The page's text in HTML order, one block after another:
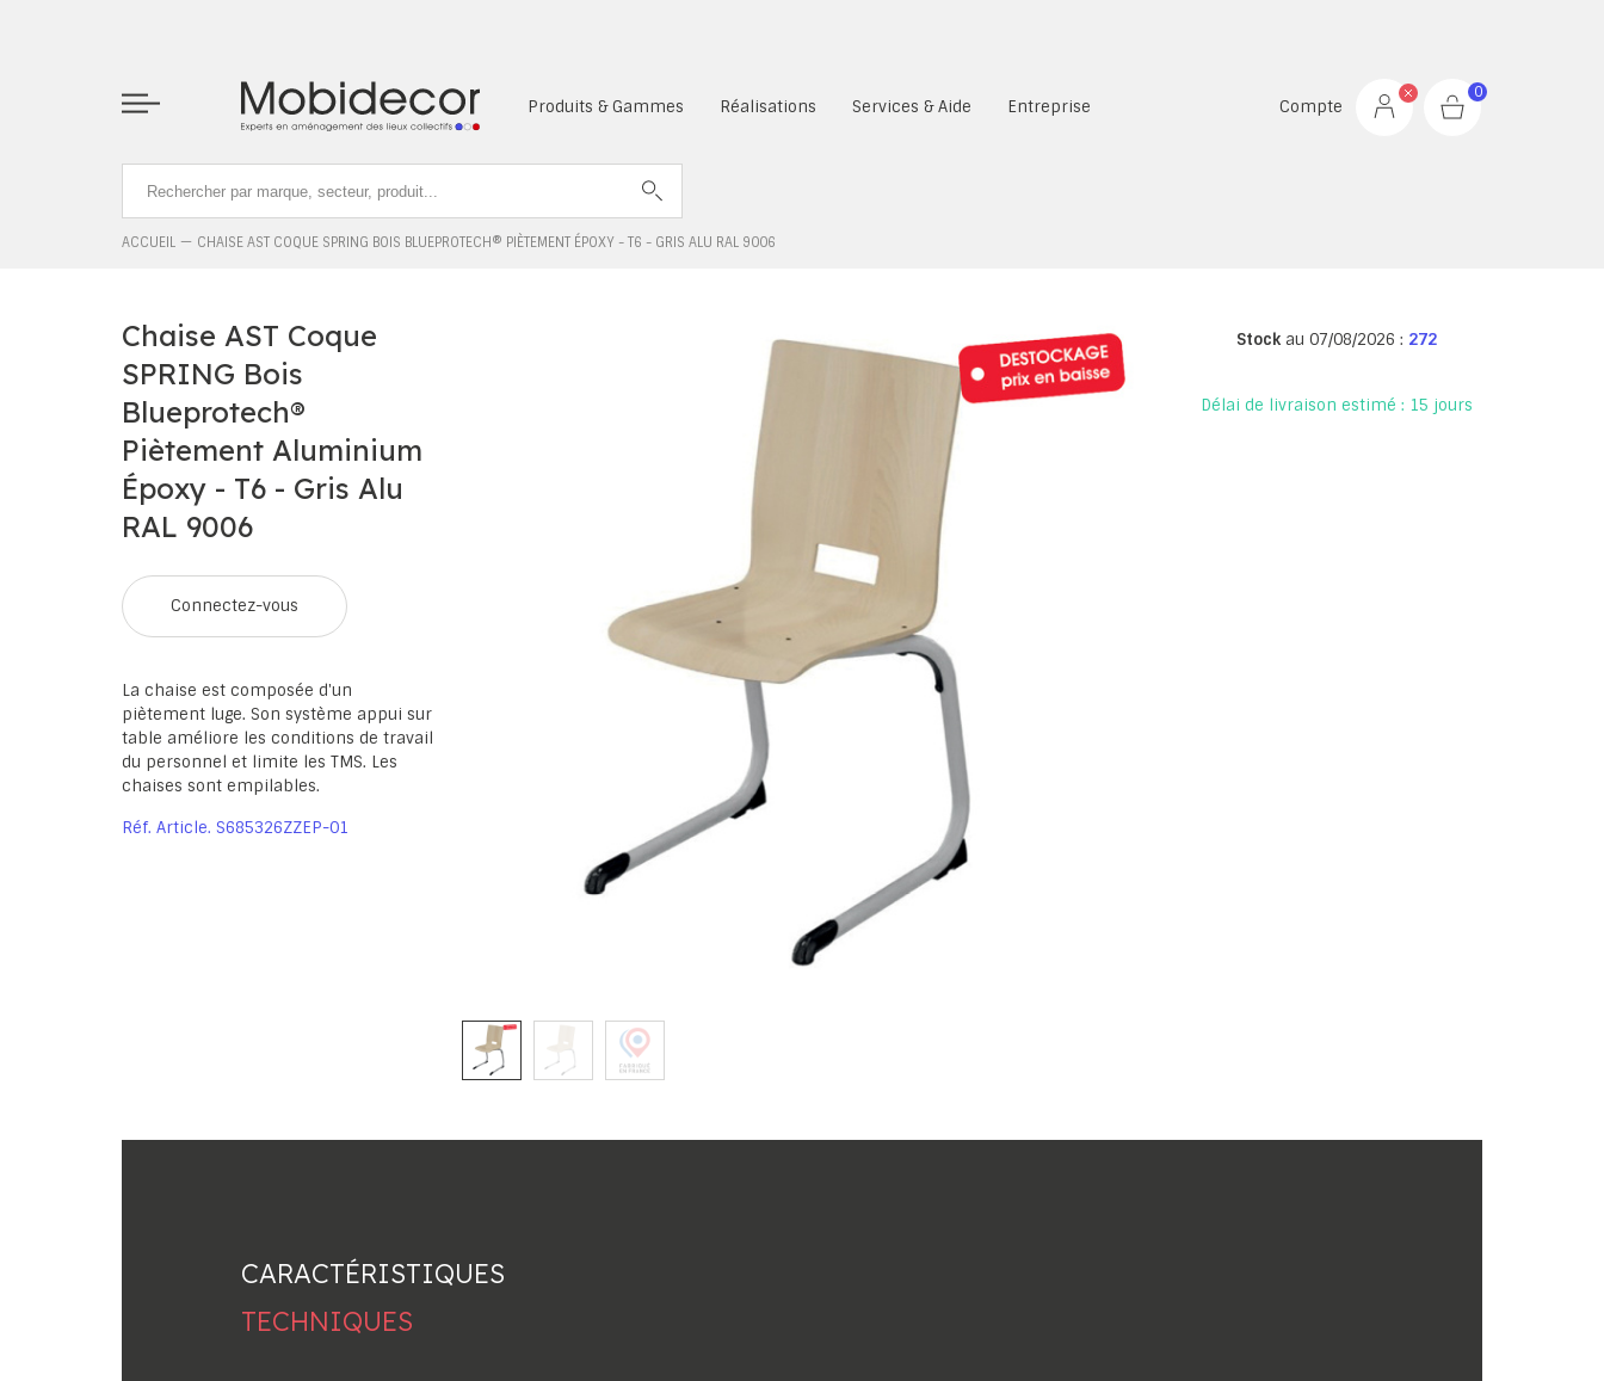
Produits & Gammes Réalisations Services & Aide Entreprise Compte
0
ACCUEIL CHAISE AST COQUE SPRING BOIS BLUEPROTECH® PIÈTEMENT ÉPOXY - T6 - GRIS ALU RAL 9006
Chaise AST Coque
SPRING Bois
Blueprotech®
Piètement Aluminium
Époxy - T6 - Gris Alu
RAL 9006
Connectez-vous
La chaise est composée d'un
piètement luge. Son système appui sur
table améliore les conditions de travail
du personnel et limite les TMS. Les
chaises sont empilables.
Réf. Article S685326ZZEP-01
Stockau 07/08/2026 : 272
Délai de livraison estimé : 15 jours
CARACTÉRISTIQUES
TECHNIQUES